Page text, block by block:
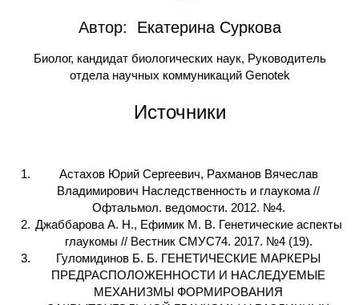
Автор: Екатерина Суркова
Биолог, кандидат биологических наук, Руководитель
отдела научных коммуникаций Genotek
Источники
Астахов Юрий Сергеевич, Рахманов Вячеслав
Владимирович Наследственность и глаукома //
Офтальмол. ведомости. 2012. №4.
Джаббарова А. Н., Ефимик М. В. Генетические аспекты
глаукомы // Вестник СМУС74. 2017. №4 (19).
Гуломидинов Б. Б. ГЕНЕТИЧЕСКИЕ МАРКЕРЫ
ПРЕДРАСПОЛОЖЕННОСТИ И НАСЛЕДУЕМЫЕ
МЕХАНИЗМЫ ФОРМИРОВАНИЯ